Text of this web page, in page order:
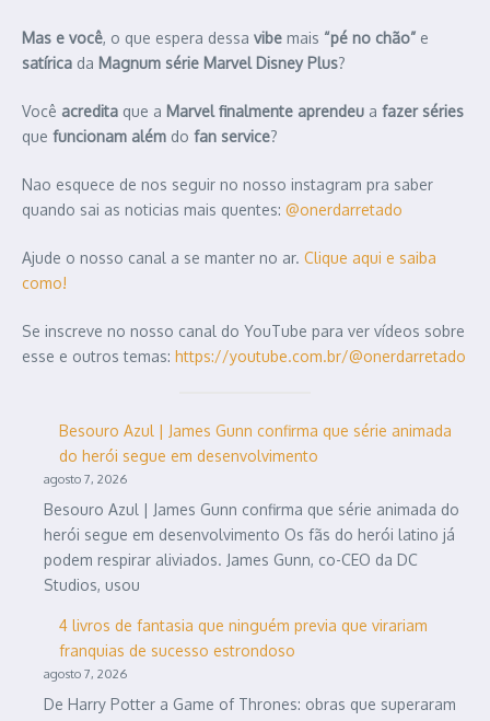
Mas e você, o que espera dessa vibe mais “pé no chão” e
satírica da Magnum série Marvel Disney Plus?
Você acredita que a Marvel finalmente aprendeu a fazer séries
que funcionam além do fan service?
Nao esquece de nos seguir no nosso instagram pra saber
quando sai as noticias mais quentes: @onerdarretado
Ajude o nosso canal a se manter no ar. Clique aqui e saiba
como!
Se inscreve no nosso canal do YouTube para ver vídeos sobre
esse e outros temas: https://youtube.com.br/@onerdarretado
Besouro Azul | James Gunn confirma que série animada
do herói segue em desenvolvimento
agosto 7, 2026
Besouro Azul | James Gunn confirma que série animada do
herói segue em desenvolvimento Os fãs do herói latino já
podem respirar aliviados. James Gunn, co-CEO da DC
Studios, usou
4 livros de fantasia que ninguém previa que virariam
franquias de sucesso estrondoso
agosto 7, 2026
De Harry Potter a Game of Thrones: obras que superaram